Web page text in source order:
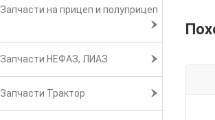
Запчасти на прицеп и полуприцеп
Запчасти НЕФАЗ, ЛИАЗ
Запчасти Трактор